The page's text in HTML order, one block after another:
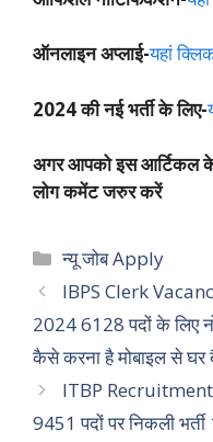
ऑनलाइन अप्लाई-यहां
2024 की नई भर्ती के लिए-
अगर आपको इस आर्टिकल के
लोग कमेंट जरुर करें
Categories
न्यू जोब Apply
IBPS Clerk
2024 6128 पदों के लिए
कैसे करना है मोबाइल से घर
ITBP Recruitment
9451 पदों पर निकली